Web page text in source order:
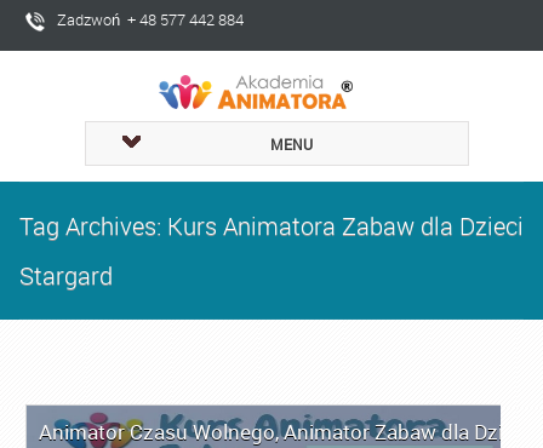
Zadzwoń + 48 577 442 884
MENU
Tag Archives: Kurs Animatora Zabaw dla Dzieci
Stargard
Animator Czasu Wolnego,Animator Zabaw dla Dzieci